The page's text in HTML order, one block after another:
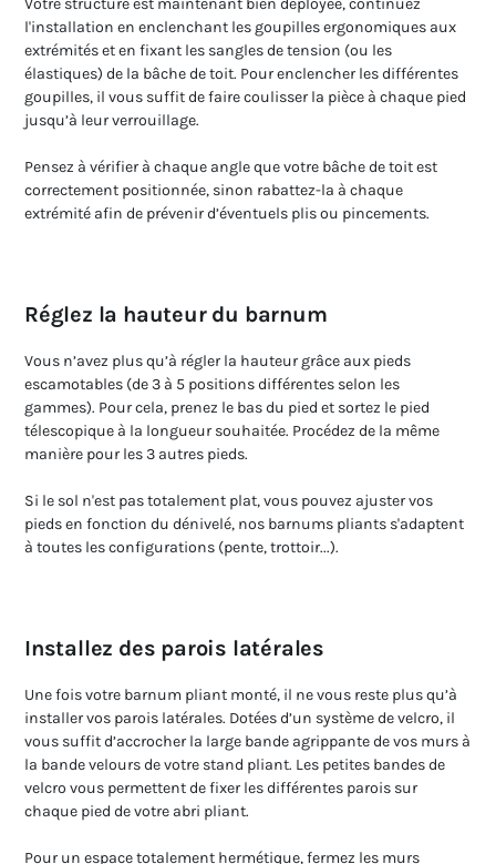
l'installation en enclenchant les goupilles ergonomiques aux
extrémités et en fixant les sangles de tension (ou les
élastiques) de la bâche de toit. Pour enclencher les différentes
goupilles, il vous suffit de faire coulisser la pièce à chaque pied
jusqu’à leur verrouillage.
Pensez à vérifier à chaque angle que votre bâche de toit est
correctement positionnée, sinon rabattez-la à chaque
extrémité afin de prévenir d’éventuels plis ou pincements.
Réglez la hauteur du barnum
Vous n’avez plus qu’à régler la hauteur grâce aux pieds
escamotables (de 3 à 5 positions différentes selon les
gammes). Pour cela, prenez le bas du pied et sortez le pied
télescopique à la longueur souhaitée. Procédez de la même
manière pour les 3 autres pieds.
Si le sol n'est pas totalement plat, vous pouvez ajuster vos
pieds en fonction du dénivelé, nos barnums pliants s'adaptent
à toutes les configurations (pente, trottoir...).
Installez des parois latérales
Une fois votre barnum pliant monté, il ne vous reste plus qu’à
installer vos parois latérales. Dotées d’un système de velcro, il
vous suffit d’accrocher la large bande agrippante de vos murs à
la bande velours de votre stand pliant. Les petites bandes de
velcro vous permettent de fixer les différentes parois sur
chaque pied de votre abri pliant.
Pour un espace totalement hermétique, fermez les murs